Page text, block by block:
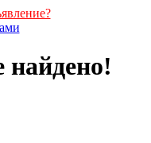
найдено!